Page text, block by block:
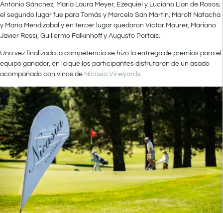
Antonio Sánchez, María Laura Meyer, Ezequiel y Luciano Llan de Rosos;
el segundo lugar fue para Tomás y Marcelo San Martín, Marolt Natacha
y María Mendizabal y en tercer lugar quedaron Víctor Maurer, Mariano
Javier Rossi, Guillermo Falkinhoff y Augusto Portais.
Una vez finalizada la competencia se hizo la entrega de premios para el
equipo ganador, en la que los participantes disfrutaron de un asado
acompañado con vinos de Nicasia Vineyards.